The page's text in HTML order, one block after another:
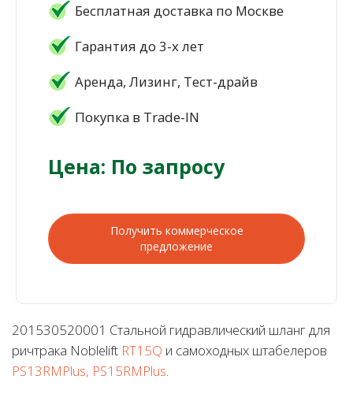
Бесплатная доставка по Москве
Гарантия до 3-х лет
Аренда, Лизинг, Тест-драйв
Покупка в Trade-IN
Цена: По запросу
Получить коммерческое
предложение
201530520001 Стальной гидравлический шланг для
ричтрака Noblelift RT15Q и самоходных штабелеров
PS13RMPlus, PS15RMPlus